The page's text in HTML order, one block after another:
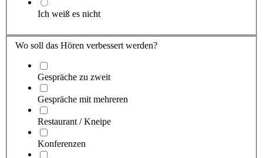
Ich weiß es nicht
Wo soll das Hören verbessert werden?
Gespräche zu zweit
Gespräche mit mehreren
Restaurant / Kneipe
Konferenzen